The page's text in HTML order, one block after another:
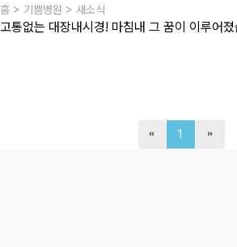
홈 > 기쁨병원 > 새소식
고통없는 대장내시경! 마침내 그 꿈이 이루어
1